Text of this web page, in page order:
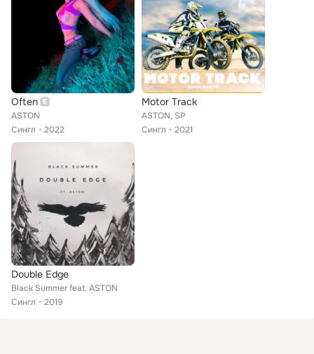
Often
ASTON
Сингл
2022
Motor Track
ASTON, SP
Сингл
2021
Double Edge
Black Summer feat. ASTON
Сингл
2019